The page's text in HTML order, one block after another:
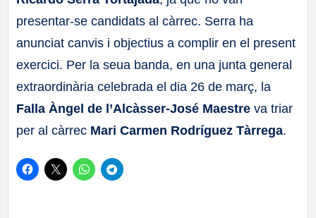
presentar-se candidats al càrrec. Serra ha
anunciat canvis i objectius a complir en el present
exercici. Per la seua banda, en una junta general
extraordinària celebrada el dia 26 de març, la
Falla Àngel de l’Alcàsser-José Maestreva triar
per al càrrec Mari Carmen Rodríguez Tàrrega.